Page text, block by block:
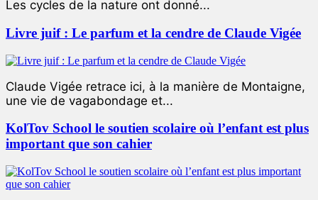
Les cycles de la nature ont donné...
Livre juif : Le parfum et la cendre de Claude Vigée
Claude Vigée retrace ici, à la manière de Montaigne,
une vie de vagabondage et...
KolTov School le soutien scolaire où l’enfant est plus
important que son cahier